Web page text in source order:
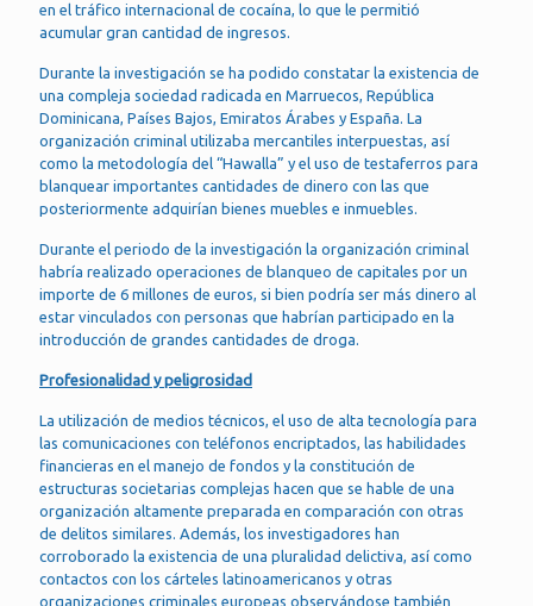
en el tráfico internacional de cocaína, lo que le permitió
acumular gran cantidad de ingresos.
Durante la investigación se ha podido constatar la existencia de
una compleja sociedad radicada en Marruecos, República
Dominicana, Países Bajos, Emiratos Árabes y España. La
organización criminal utilizaba mercantiles interpuestas, así
como la metodología del “Hawalla” y el uso de testaferros para
blanquear importantes cantidades de dinero con las que
posteriormente adquirían bienes muebles e inmuebles.
Durante el periodo de la investigación la organización criminal
habría realizado operaciones de blanqueo de capitales por un
importe de 6 millones de euros, si bien podría ser más dinero al
estar vinculados con personas que habrían participado en la
introducción de grandes cantidades de droga.
Profesionalidad y peligrosidad
La utilización de medios técnicos, el uso de alta tecnología para
las comunicaciones con teléfonos encriptados, las habilidades
financieras en el manejo de fondos y la constitución de
estructuras societarias complejas hacen que se hable de una
organización altamente preparada en comparación con otras
de delitos similares. Además, los investigadores han
corroborado la existencia de una pluralidad delictiva, así como
contactos con los cárteles latinoamericanos y otras
organizaciones criminales europeas observándose también